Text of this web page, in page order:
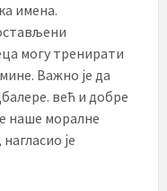
имена.
могу тренирати
Важно је да
већ и добре
наше моралне
је